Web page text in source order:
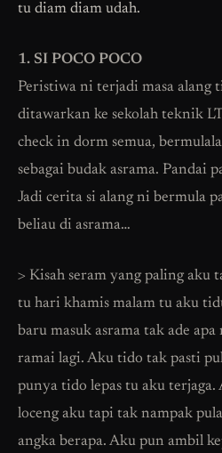
tu diam diam udah.
1. SI POCO POCO
Peristiwa ni terjadi masa alang
ditawarkan ke sekolah teknik
check in dorm semua,
sebagai budak asrama. Pandai
Jadi cerita si alang ni bermula
beliau di asrama…
> Kisah seram yang paling aku
tu hari khamis malam tu aku
baru masuk asrama tak ade
ramai lagi. Aku tido tak pasti
punya tido lepas tu aku terjaga.
loceng aku tapi tak nampak
angka berapa. Aku pun ambil